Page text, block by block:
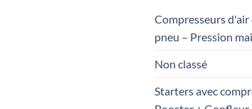
Compresseurs
pneu – Pression
Non classé
Starters avec